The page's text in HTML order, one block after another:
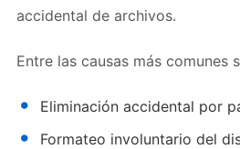
accidental de archivos.
Entre las causas más comunes
Eliminación accidental por
Formateo involuntario del